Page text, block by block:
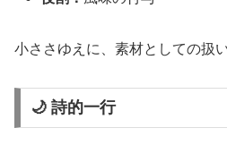
小ささゆえに、素材としての扱
🌙 詩的一行